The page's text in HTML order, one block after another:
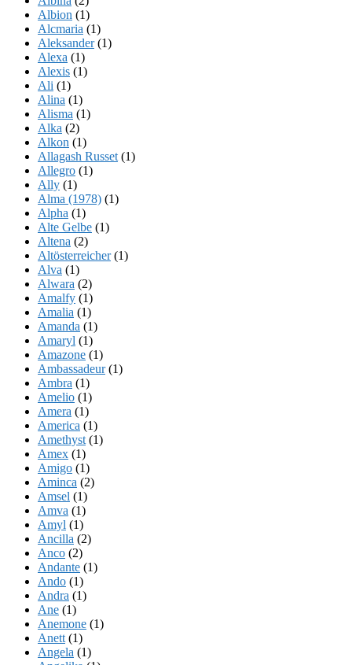
Albion (1)
Alcmaria (1)
Aleksander(1)
Alexa (1)
Alexis (1)
Ali (1)
Alina (1)
Alisma (1)
Alka (2)
Alkon (1)
Allagash Russet (1)
Allegro (1)
Ally (1)
Alma (1978) (1)
Alpha (1)
Alte Gelbe (1)
Altena (2)
Altösterreicher(1)
Alva (1)
Alwara (2)
Amalfy (1)
Amalia (1)
Amanda (1)
Amaryl (1)
Amazone (1)
Ambassadeur(1)
Ambra (1)
Amelio (1)
Amera (1)
America (1)
Amethyst (1)
Amex (1)
Amigo (1)
Aminca (2)
Amsel (1)
Amva (1)
Amyl (1)
Ancilla (2)
Anco (2)
Andante (1)
Ando (1)
Andra (1)
Ane (1)
Anemone (1)
Anett (1)
Angela (1)